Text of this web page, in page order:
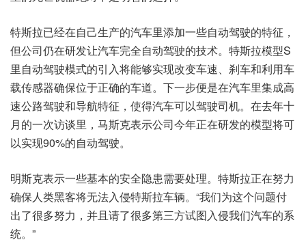
特斯拉已经在自己生产的汽车里添加一些自动驾驶的特征，
但公司仍在研发让汽车完全自动驾驶的技术。特斯拉模型S
里自动驾驶模式的引入将能够实现改变车速、刹车和利用车
载传感器确保位于正确的车道。下一步便是在汽车里集成高
速公路驾驶和导航特征，使得汽车可以驾驶司机。在去年十
月的一次访谈里，马斯克表示公司今年正在研发的模型将可
以实现90%的自动驾驶。
明斯克表示一些基本的安全隐患需要处理。特斯拉正在努力
确保人类黑客将无法入侵特斯拉车辆。“我们为这个问题付
出了很多努力，并且请了很多第三方试图入侵我们汽车的系
统。”